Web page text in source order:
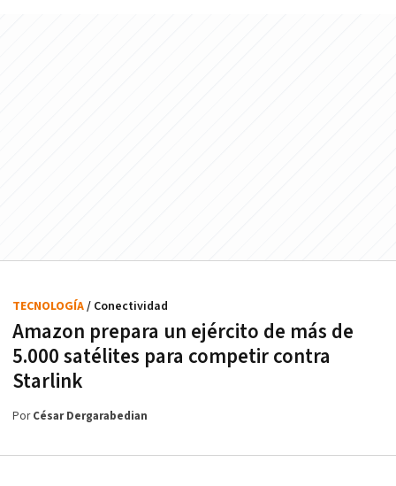
Amazon prepara un ejército de más de
5.000 satélites para competir contra
Starlink
TECNOLOGÍA/ Conectividad
PorCésar Dergarabedian